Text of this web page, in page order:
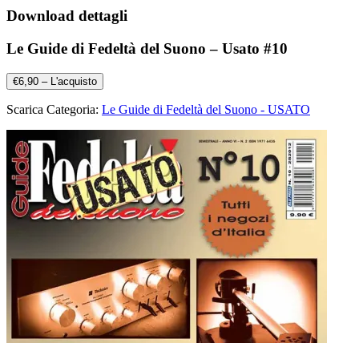
Download dettagli
Le Guide di Fedeltà del Suono – Usato #10
€6,90 – L'acquisto
Scarica Categoria: Le Guide di Fedeltà del Suono - USATO